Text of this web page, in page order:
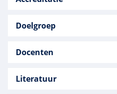
Doelgroep
Docenten
Literatuur